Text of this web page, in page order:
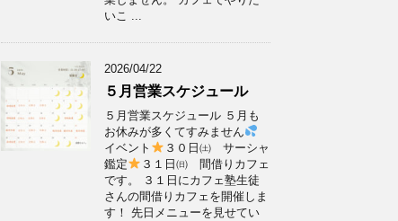
いこ ...
2026/04/22
５月営業スケジュール
５月営業スケジュール ５月も
お休みが多くてすみません
イベント
３０日㈯ サーシャ
鑑定
３１日㈰ 間借りカフェ
です。 ３１日にカフェ塾生徒
さんの間借りカフェを開催しま
す！ 先日メニューを見せてい